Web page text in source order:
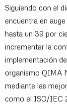
Siguiendo con el
encuentra en
hasta un 39 por
incrementar la
implementación
organismo QIMA
mediante las
como el ISO/IEC